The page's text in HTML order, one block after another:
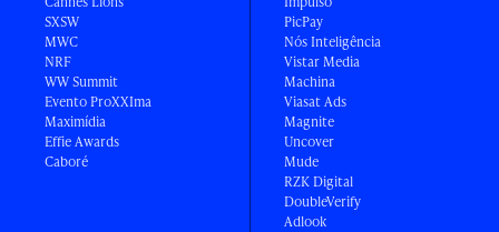
SXSW
MWC
NRF
WW Summit
Evento ProXXIma
Maximídia
Effie Awards
Caboré
PicPay
Nós Inteligência
Vistar Media
Machina
Viasat Ads
Magnite
Uncover
Mude
RZK Digital
DoubleVerify
Adlook